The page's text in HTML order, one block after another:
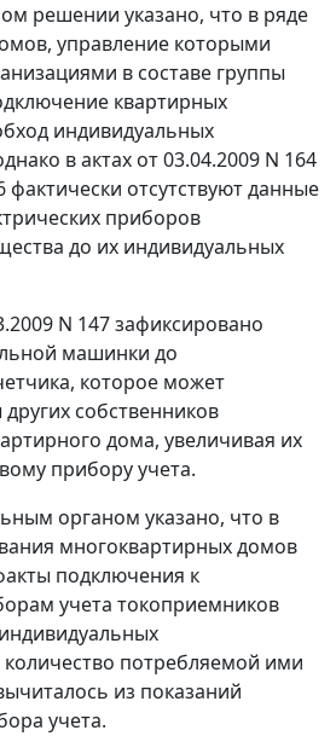
решении указано, что в ряде
управление которыми
в составе группы
квартирных
индивидуальных
в актах от 03.04.2009 N 164
фактически отсутствуют данные
приборов
до их индивидуальных
N 147 зафиксировано
машинки до
которое может
собственников
дома, увеличивая их
прибору учета.
органом указано, что в
многоквартирных домов
подключения к
учета токоприемников
потребляемой ими
из показаний
учета.